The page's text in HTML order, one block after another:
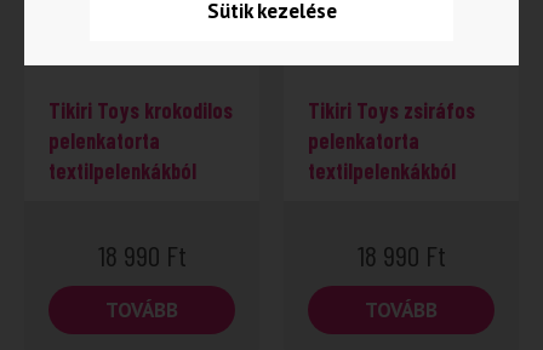
Tikiri Toys krokodilos
pelenkatorta
textilpelenkákból
18 990 Ft
TOVÁBB
Tikiri Toys zsiráfos
pelenkatorta
textilpelenkákból
18 990 Ft
TOVÁBB
Sütik kezelése